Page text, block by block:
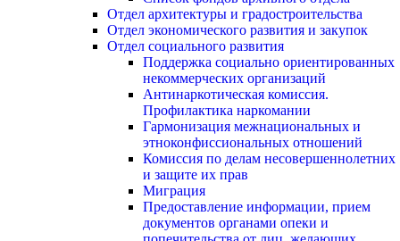
Отдел архитектуры и градостроительства
Отдел экономического развития и закупок
Отдел социального развития
Поддержка социально ориентированных
некоммерческих организаций
Антинаркотическая комиссия.
Профилактика наркомании
Гармонизация межнациональных и
этноконфиссиональных отношений
Комиссия по делам несовершеннолетних
и защите их прав
Миграция
Предоставление информации, прием
документов органами опеки и